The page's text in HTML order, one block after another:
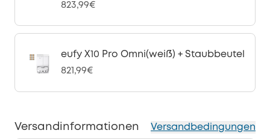
823,99€
eufy X10 Pro Omni(weiß) + Staubbeutel
821,99€
Versandinformationen Versandbedingungen